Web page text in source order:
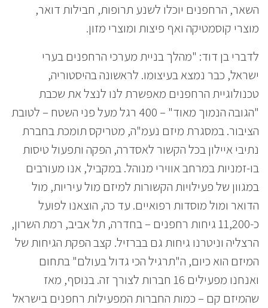
השאר, הרחפנים יוכלו לשנע תרופות, חבילות דואר,
מוצרי קוסמטיקה ואף פיצות ומוצרי מזון.
לדברי בן דוד: "מהלך בניית מערכי הרחפנים בערי
ישראל, כבר נמצא בעיצומו. לראשונה בהיסטוריה,
טכנולוגיית הרחפנים מאפשרת לנו לנצל את שכבת
"הגובה הנמוך מאוד" – 400 רגל מעל פני השטח – לטובת
הציבור. במסגרת מיזם נעמ"ה, מטריקס תומכת בחברת
נתיבי איילון בכל הקשור לאסדרה, הפקה ותפעול טיסות
בו-זמניות במרחב אווירי מנוהל. במקביל, אנו מעורבים
במגוון של פעילויות הקשורות למיזם מול עיריות, מול
הדואר ומול מוסדות רפואיים. עד כה, הוצאנו לפועל
כ-11,200 גיחות רחפנים – בחדרה, תל אביב, רמת השרון,
הרצליה וניטרנו גיחות גם בברזיל. קצב הפקת הגיחות של
המיזם הוא כיום, ה"תרגיל הכי גדול בעולם" בתחום
ואנחנו מפעילים 16 חברות לצורך זה. בנוסף, מאז
שהמיזם קם – כמות החברות המפעילות רחפנים בישראל